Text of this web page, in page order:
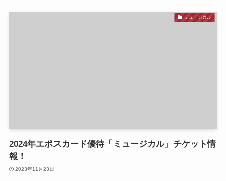
ミュージカル
2024年エポスカード優待「ミュージカル」チケット情
報！
2023年11月23日